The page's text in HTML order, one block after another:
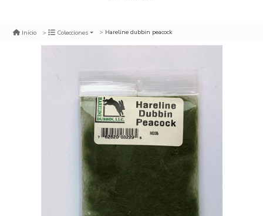
Inicio Colecciones Hareline dubbin peacock